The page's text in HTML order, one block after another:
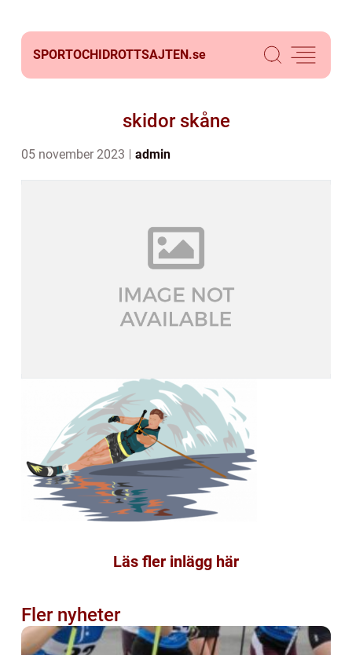
SPORTOCHIDROTTSAJTEN.se
skidor skåne
05 november 2023 admin
Läs fler inlägg här
Fler nyheter